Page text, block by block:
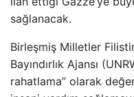
sağlanacak.
Birleşmiş Milletler
Bayındırlık Ajansı
rahatlama” olarak